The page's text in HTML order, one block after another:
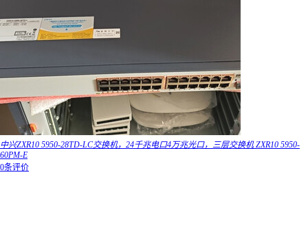
中兴ZXR10 5950-28TD-LC交换机，24千兆电口4万兆光口，三层交换机 ZXR10 5950-
60PM-E
0条评价